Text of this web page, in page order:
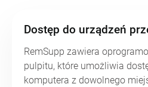
Dostęp do urządzeń
RemSupp zawiera
pulpitu, które umożliwia
komputera z dowolnego